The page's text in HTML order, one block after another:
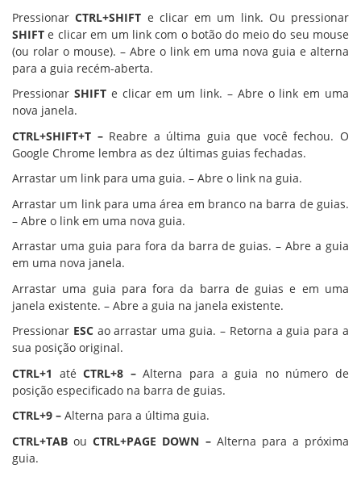
PressionarCTRL+SHIFT e clicar em um link. Ou pressionar
SHIFT e clicar em um link com o botão do meio do seu mouse
(ou rolar o mouse). – Abre o link em uma nova guia e alterna
para a guia recém-aberta.
Pressionar SHIFTe clicar em um link. – Abre o link em uma
nova janela.
CTRL+SHIFT+T – Reabre a última guia que você fechou. O
Google Chrome lembra as dez últimas guias fechadas.
Arrastar um link para uma guia. – Abre o link na guia.
Arrastar um link para uma área em branco na barra de guias.
– Abre o link em uma nova guia.
Arrastar uma guia para fora da barra de guias. – Abre a guia
em uma nova janela.
Arrastar uma guia para fora da barra de guias e em uma
janela existente. – Abre a guia na janela existente.
Pressionar ESCao arrastar uma guia. – Retorna a guia para a
sua posição original.
CTRL+1 atéCTRL+8 –Alterna para a guia no número de
posição especificado na barra de guias.
CTRL+9 – Alterna para a última guia.
CTRL+TAB ouCTRL+PAGE DOWN – Alterna para a próxima
guia.